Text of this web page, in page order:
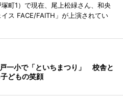
町1）で現在、尾上松緑さん、和央
ス FACE/FAITH」が上演されてい
一小で「といちまつり」 校舎と
どもの笑顔